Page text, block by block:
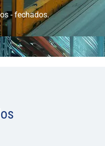
- fechados.